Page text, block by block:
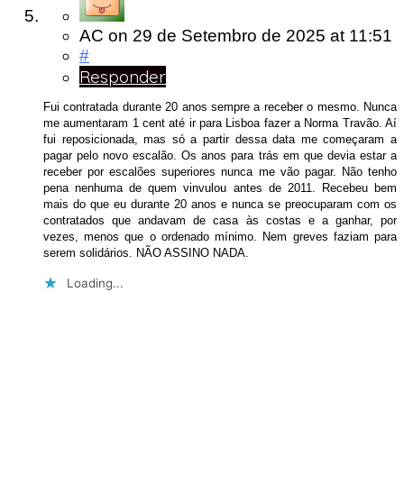
AC on 29 de Setembro de 2025 at 11:51
#
Responder
Fui contratada durante 20 anos sempre a receber o mesmo. Nunca
me aumentaram 1 cent até ir para Lisboa fazer a Norma Travão. Aí
fui reposicionada, mas só a partir dessa data me começaram a
pagar pelo novo escalão. Os anos para trás em que devia estar a
receber por escalões superiores nunca me vão pagar. Não tenho
pena nenhuma de quem vinvulou antes de 2011. Recebeu bem
mais do que eu durante 20 anos e nunca se preocuparam com os
contratados que andavam de casa às costas e a ganhar, por
vezes, menos que o ordenado mínimo. Nem greves faziam para
serem solidários. NÃO ASSINO NADA.
Loading...